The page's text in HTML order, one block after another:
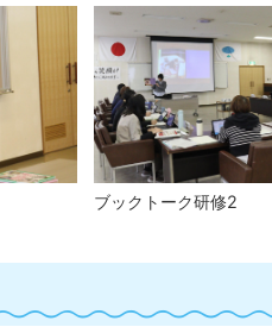
ブックトーク研修2